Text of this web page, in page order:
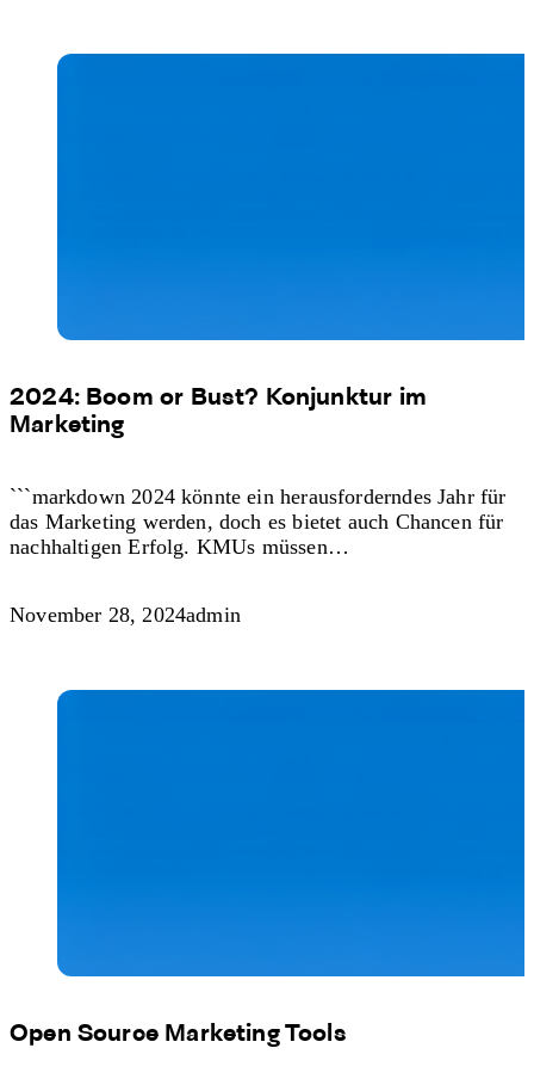
2024: Boom or Bust? Konjunktur im
Marketing
```markdown 2024 könnte ein herausforderndes Jahr für
das Marketing werden, doch es bietet auch Chancen für
nachhaltigen Erfolg. KMUs müssen…
November 28, 2024admin
Open Source Marketing Tools